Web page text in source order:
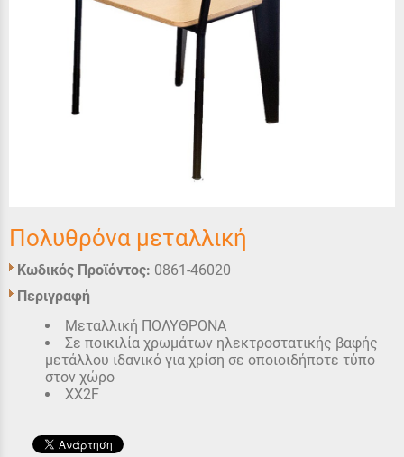
Πολυθρόνα μεταλλική
Κωδικός Προϊόντος: 0861-46020
Περιγραφή
Μεταλλική ΠΟΛΥΘΡΟΝΑ
Σε ποικιλία χρωμάτων ηλεκτροστατικής βαφής
μετάλλου ιδανικό για χρίση σε οποιοιδήποτε τύπο
στον χώρο
XX2F